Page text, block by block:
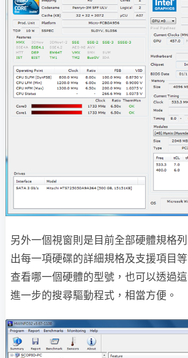
另外一個視窗則是目前全部硬體規格
出每一項硬碟的詳細規格及支援項目
查看哪一個硬體的型號，也可以透過
進一步的搜尋驅動程式，相當方便。